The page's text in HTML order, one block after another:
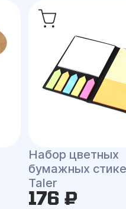
Набор цветных
бумажных
Taler
176 ₽